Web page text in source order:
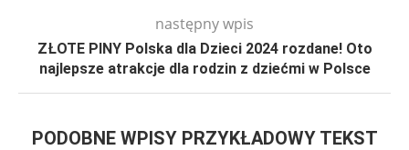
następny wpis
ZŁOTE PINY Polska dla Dzieci 2024 rozdane! Oto
najlepsze atrakcje dla rodzin z dziećmi w Polsce
PODOBNE WPISY PRZYKŁADOWY TEKST